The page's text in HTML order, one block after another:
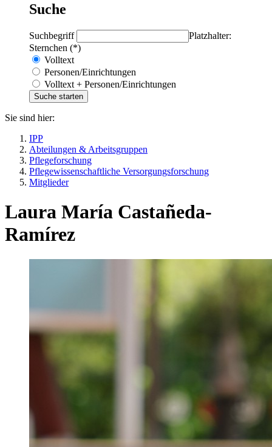
Suche
Suchbegriff
Platzhalter:
Sternchen (*)
Volltext
Personen/Einrichtungen
Volltext + Personen/Einrichtungen
Sie sind hier:
IPP
Abteilungen & Arbeitsgruppen
Pflegeforschung
Pflegewissenschaftliche Versorgungsforschung
Mitglieder
Laura María Castañeda-
Ramírez